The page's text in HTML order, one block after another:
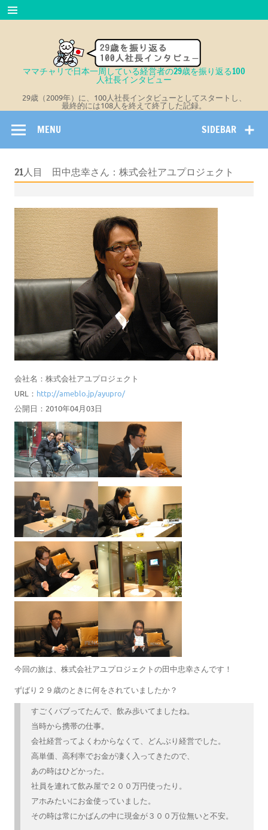
Skip
to
content
ママチャリで日本一周している経営者の29歳を振り返る100
人社長インタビュー
29歳（2009年）に、100人社長インタビューとしてスタートし、
最終的には108人を終えて終了した記録。
SIDEBAR
MENU
21人目 田中忠幸さん：株式会社アユプロジェクト
会社名：株式会社アユプロジェクト
URL： http://ameblo.jp/ayupro/
公開日：2010年04月03日
今回の旅は、株式会社アユプロジェクトの田中忠幸さんです！
ずばり２９歳のときに何をされていましたか？
すごくバブってたんで、飲み歩いてましたね。
当時から携帯の仕事。
会社経営ってよくわからなくて、どんぶり経営でした。
高単価、高利率でお金が凄く入ってきたので、
あの時はひどかった。
社員を連れて飲み屋で２００万円使ったり。
アホみたいにお金使っていました。
その時は常にかばんの中に現金が３００万位無いと不安。